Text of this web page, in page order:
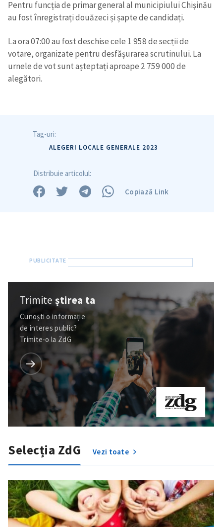
Pentru funcția de primar general al municipiului Chișinău
au fost înregistrați douăzeci și șapte de candidați.
La ora 07:00 au fost deschise cele 1 958 de secții de
votare, organizate pentru desfășurarea scrutinului. La
urnele de vot sunt așteptați aproape 2 759 000 de
alegători.
Tag-uri:
ALEGERI LOCALE GENERALE 2023
Distribuie articolul:
Copiază Link
Trimiteștirea ta
Cunoști o informație
de interes public?
Trimite-o la ZdG
Selecția ZdG Vezi toate